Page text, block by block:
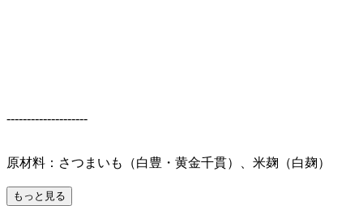
--------------------
原材料：さつまいも（白豊・黄金千貫）、米麹（白麹）
もっと見る